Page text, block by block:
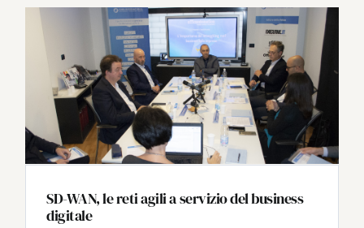
SD-WAN, le reti agili a servizio del business
digitale